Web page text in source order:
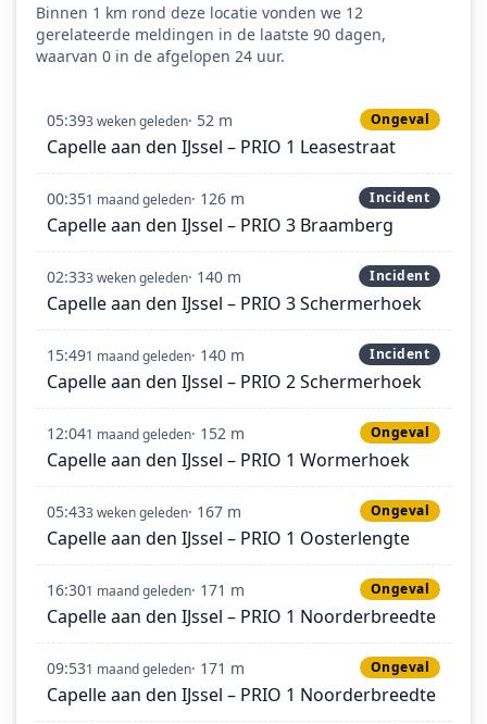
Binnen 1 km rond deze locatie vonden we 12
gerelateerde meldingen in de laatste 90 dagen,
waarvan 0 in de afgelopen 24 uur.
05:393 weken geleden· 52 m Ongeval
Capelle aan den IJssel – PRIO 1 Leasestraat
00:351 maand geleden· 126 m Incident
Capelle aan den IJssel – PRIO 3 Braamberg
02:333 weken geleden· 140 m Incident
Capelle aan den IJssel – PRIO 3 Schermerhoek
15:491 maand geleden· 140 m Incident
Capelle aan den IJssel – PRIO 2 Schermerhoek
12:041 maand geleden· 152 m Ongeval
Capelle aan den IJssel – PRIO 1 Wormerhoek
05:433 weken geleden· 167 m Ongeval
Capelle aan den IJssel – PRIO 1 Oosterlengte
16:301 maand geleden· 171 m Ongeval
Capelle aan den IJssel – PRIO 1 Noorderbreedte
09:531 maand geleden· 171 m Ongeval
Capelle aan den IJssel – PRIO 1 Noorderbreedte